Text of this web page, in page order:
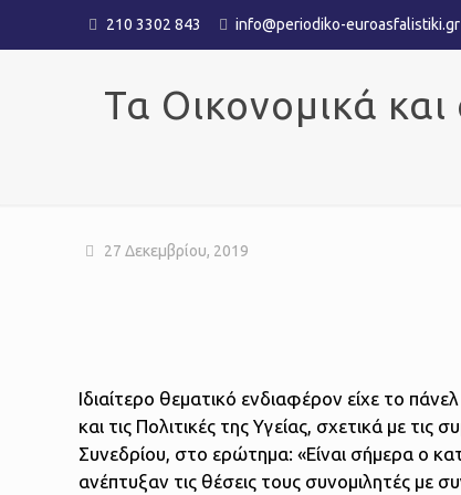
210 3302 843 info@periodiko-euroasfalistiki.gr
Τα Οικονομικά και
27 Δεκεμβρίου, 2019
Ιδιαίτερο θεματικό ενδιαφέρον είχε το
και τις Πολιτικές της Υγείας, σχετικά με τις
Συνεδρίου, στο ερώτημα: «Είναι σήμερα ο
ανέπτυξαν τις θέσεις τους συνομιλητές με